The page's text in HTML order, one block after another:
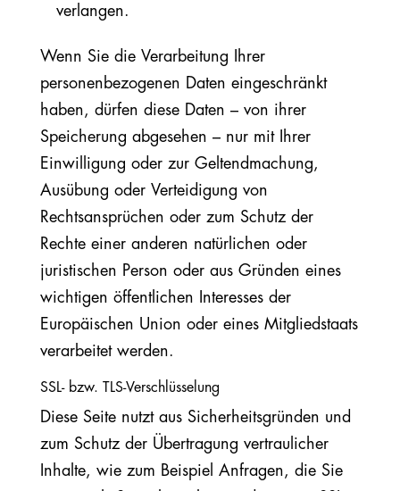
verlangen.
Wenn Sie die Verarbeitung Ihrer
personenbezogenen Daten eingeschränkt
haben, dürfen diese Daten – von ihrer
Speicherung abgesehen – nur mit Ihrer
Einwilligung oder zur Geltendmachung,
Ausübung oder Verteidigung von
Rechtsansprüchen oder zum Schutz der
Rechte einer anderen natürlichen oder
juristischen Person oder aus Gründen eines
wichtigen öffentlichen Interesses der
Europäischen Union oder eines Mitgliedstaats
verarbeitet werden.
SSL- bzw. TLS-Verschlüsselung
Diese Seite nutzt aus Sicherheitsgründen und
zum Schutz der Übertragung vertraulicher
Inhalte, wie zum Beispiel Anfragen, die Sie